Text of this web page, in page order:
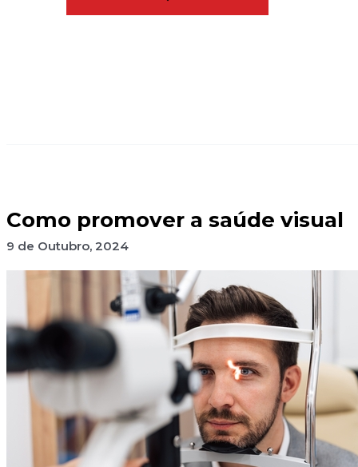
Como promover a saúde visual
9 de Outubro, 2024